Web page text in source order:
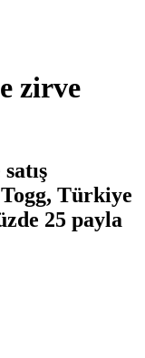
zirve
Türkiye
25 payla